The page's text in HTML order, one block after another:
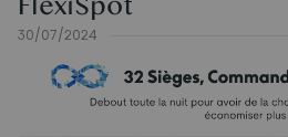
FlexiSpot
30/07/2024